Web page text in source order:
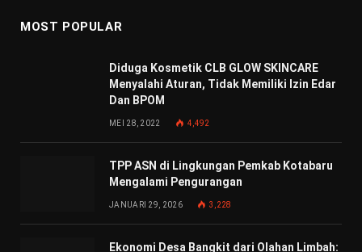
MOST POPULAR
Diduga Kosmetik CLB GLOW SKINCARE
Menyalahi Aturan, Tidak Memiliki Izin Edar
Dan BPOM
MEI 28, 2022 4,492
TPP ASN di Lingkungan Pemkab Kotabaru
Mengalami Pengurangan
JANUARI 29, 2026 3,228
Ekonomi Desa Bangkit dari Olahan Limbah: